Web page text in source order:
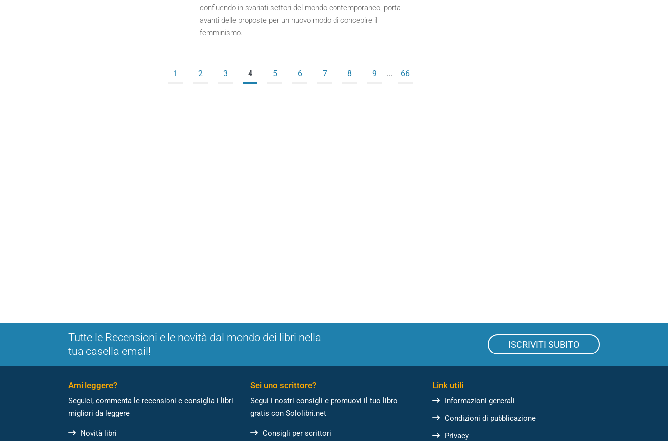
confluendo in svariati settori del mondo contemporaneo, porta
avanti delle proposte per un nuovo modo di concepire il
femminismo.
1 2 3 4 5 6 7 8 9 ... 66
Tutte le Recensioni e le novità dal mondo dei libri nella
tua casella email!
ISCRIVITI SUBITO
Ami leggere?
Seguici, commenta le recensioni e consiglia i libri
migliori da leggere
Novità libri
Sei uno scrittore?
Segui i nostri consigli e promuovi il tuo libro
gratis con Sololibri.net
Consigli per scrittori
Link utili
Informazioni generali
Condizioni di pubblicazione
Privacy